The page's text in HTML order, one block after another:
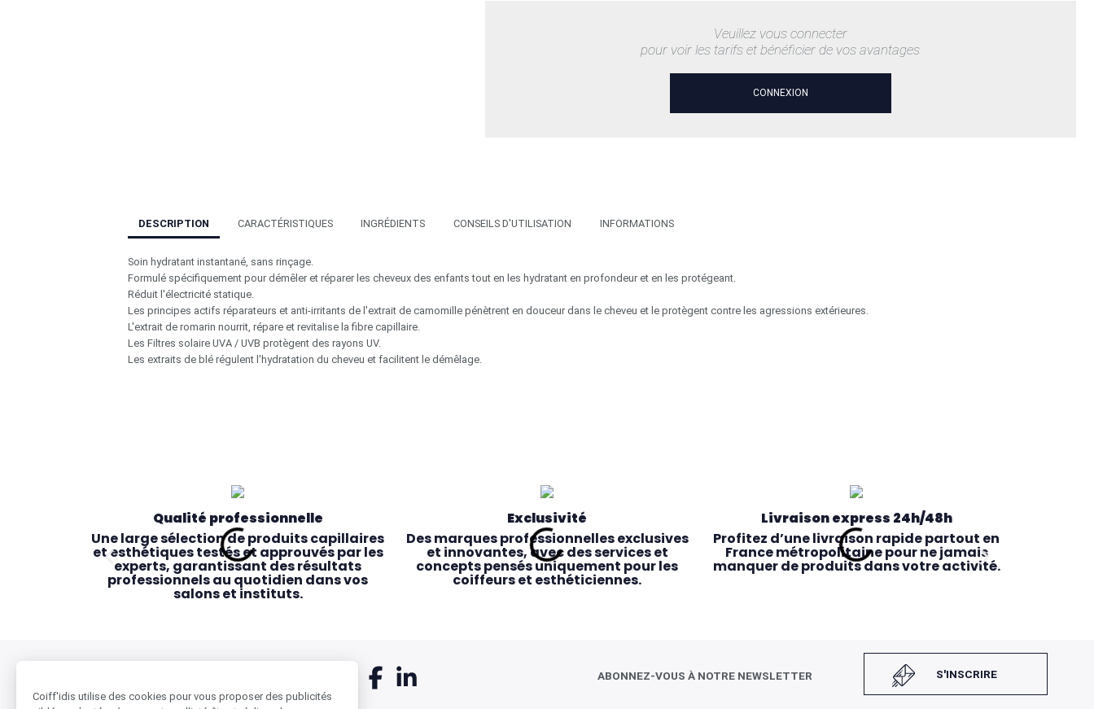
Veuillez vous connecter
pour voir les tarifs et bénéficier de vos avantages
CONNEXION
DESCRIPTION CARACTÉRISTIQUES INGRÉDIENTS CONSEILS D'UTILISATION INFORMATIONS
Soin hydratant instantané, sans rinçage.
Formulé spécifiquement pour démêler et réparer les cheveux des enfants tout en les hydratant en profondeur et en les protégeant.
Réduit l'électricité statique.
Les principes actifs réparateurs et anti-irritants de l'extrait de camomille pénètrent en douceur dans le cheveu et le protègent contre les agressions extérieures.
L'extrait de romarin nourrit, répare et revitalise la fibre capillaire.
Les Filtres solaire UVA / UVB protègent des rayons UV.
Les extraits de blé régulent l'hydratation du cheveu et facilitent le démêlage.
Qualité professionnelle
Une large sélection de produits capillaires
et esthétiques testés et approuvés par les
experts, garantissant des résultats
professionnels au quotidien dans vos
salons et instituts.
Exclusivité
Des marques professionnelles exclusives
et innovantes, avec des services et
concepts pensés uniquement pour les
coiffeurs et esthéticiennes.
Livraison express 24h/48h
Profitez d’une livraison rapide partout en
France métropolitaine pour ne jamais
manquer de produits dans votre activité.
ABONNEZ-VOUS À NOTRE NEWSLETTER S'INSCRIRE